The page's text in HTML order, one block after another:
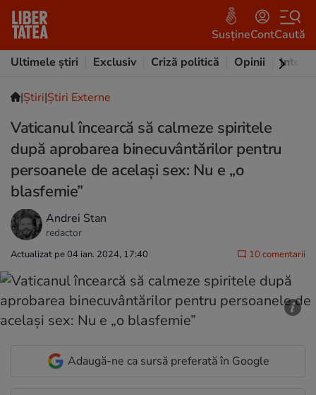
SusțineContCaută
Ultimele știri
Exclusiv Criză politică Opinii
|Ştiri|Știri Externe
Vaticanul încearcă să calmeze spiritele
după aprobarea binecuvântărilor pentru
persoanele de același sex: Nu e „o
blasfemie”
Andrei Stan
redactor
Actualizat pe 04 ian. 2024, 17:40 10 comentarii
Adaugă-ne ca sursă preferată în Google